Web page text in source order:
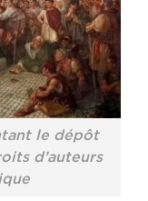
le dépôt
d’auteurs